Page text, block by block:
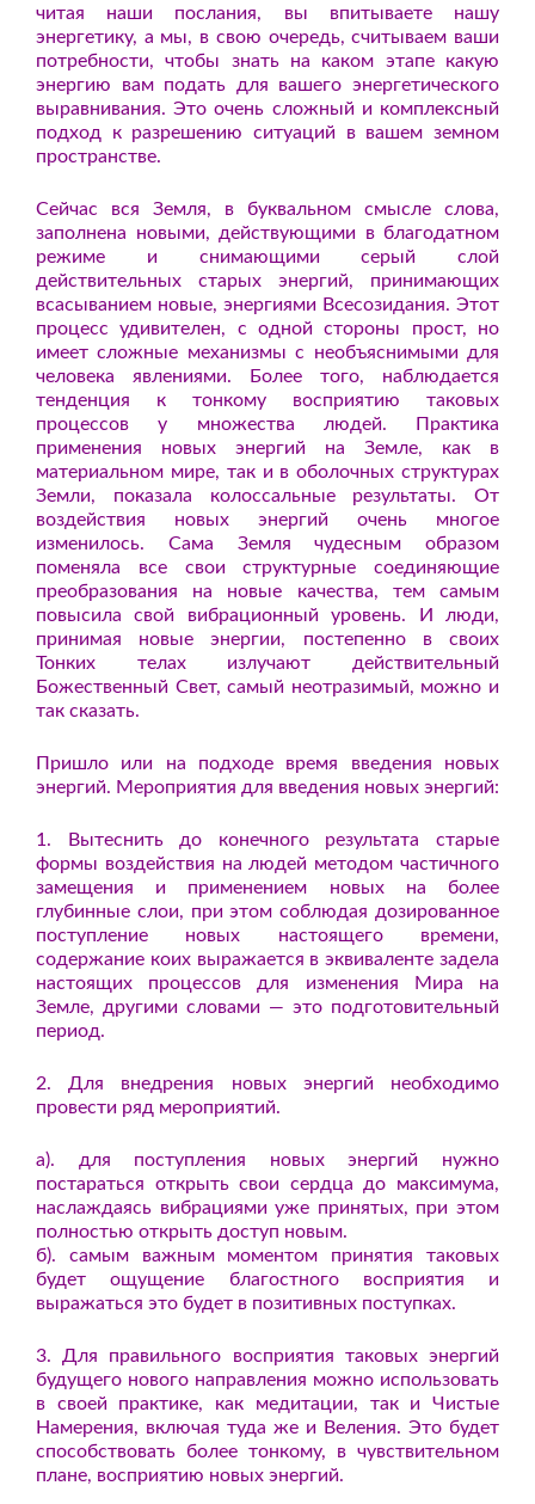
читая наши послания, вы впитываете нашу
энергетику, а мы, в свою очередь, считываем ваши
потребности, чтобы знать на каком этапе какую
энергию вам подать для вашего энергетического
выравнивания. Это очень сложный и комплексный
подход к разрешению ситуаций в вашем земном
пространстве.
Сейчас вся Земля, в буквальном смысле слова,
заполнена новыми, действующими в благодатном
режиме и снимающими серый слой
действительных старых энергий, принимающих
всасыванием новые, энергиями Всесозидания. Этот
процесс удивителен, с одной стороны прост, но
имеет сложные механизмы с необъяснимыми для
человека явлениями. Более того, наблюдается
тенденция к тонкому восприятию таковых
процессов у множества людей. Практика
применения новых энергий на Земле, как в
материальном мире, так и в оболочных структурах
Земли, показала колоссальные результаты. От
воздействия новых энергий очень многое
изменилось. Сама Земля чудесным образом
поменяла все свои структурные соединяющие
преобразования на новые качества, тем самым
повысила свой вибрационный уровень. И люди,
принимая новые энергии, постепенно в своих
Тонких телах излучают действительный
Божественный Свет, самый неотразимый, можно и
так сказать.
Пришло или на подходе время введения новых
энергий. Мероприятия для введения новых энергий:
1. Вытеснить до конечного результата старые
формы воздействия на людей методом частичного
замещения и применением новых на более
глубинные слои, при этом соблюдая дозированное
поступление новых настоящего времени,
содержание коих выражается в эквиваленте задела
настоящих процессов для изменения Мира на
Земле, другими словами — это подготовительный
период.
2. Для внедрения новых энергий необходимо
провести ряд мероприятий.
а). для поступления новых энергий нужно
постараться открыть свои сердца до максимума,
наслаждаясь вибрациями уже принятых, при этом
полностью открыть доступ новым.
б). самым важным моментом принятия таковых
будет ощущение благостного восприятия и
выражаться это будет в позитивных поступках.
3. Для правильного восприятия таковых энергий
будущего нового направления можно использовать
в своей практике, как медитации, так и Чистые
Намерения, включая туда же и Веления. Это будет
способствовать более тонкому, в чувствительном
плане, восприятию новых энергий.